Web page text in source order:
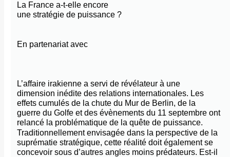
La France a-t-elle encore
une stratégie de puissance ?
En partenariat avec
L’affaire irakienne a servi de révélateur à une
dimension inédite des relations internationales. Les
effets cumulés de la chute du Mur de Berlin, de la
guerre du Golfe et des évènements du 11 septembre ont
relancé la problématique de la quête de puissance.
Traditionnellement envisagée dans la perspective de la
suprématie stratégique, cette réalité doit également se
concevoir sous d’autres angles moins prédateurs. Est-il